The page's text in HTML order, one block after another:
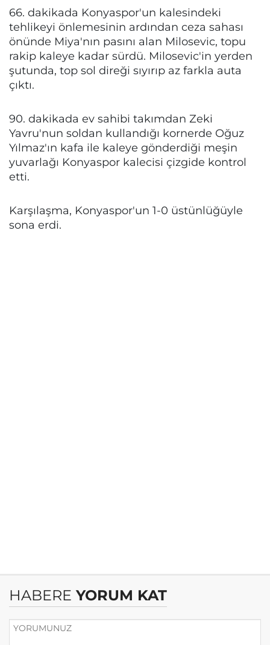
66. dakikada Konyaspor'un kalesindeki
tehlikeyi önlemesinin ardından ceza sahası
önünde Miya'nın pasını alan Milosevic, topu
rakip kaleye kadar sürdü. Milosevic'in yerden
şutunda, top sol direği sıyırıp az farkla auta
çıktı.
90. dakikada ev sahibi takımdan Zeki
Yavru'nun soldan kullandığı kornerde Oğuz
Yılmaz'ın kafa ile kaleye gönderdiği meşin
yuvarlağı Konyaspor kalecisi çizgide kontrol
etti.
Karşılaşma, Konyaspor'un 1-0 üstünlüğüyle
sona erdi.
HABERE YORUM KAT